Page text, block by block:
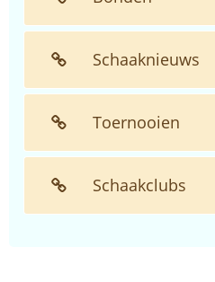
Schaaknieuws
Toernooien
Schaakclubs